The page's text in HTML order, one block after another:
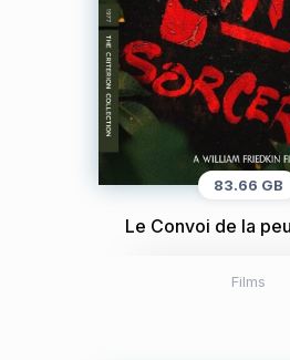
83.66 GB
Le Convoi de la
Films